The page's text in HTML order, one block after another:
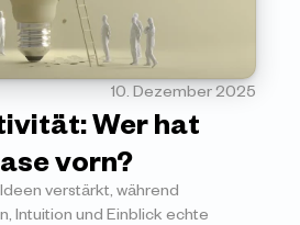
10. Dezember 2025
Wer hat
vorn?
verstärkt, während
Intuition und Einblick echte